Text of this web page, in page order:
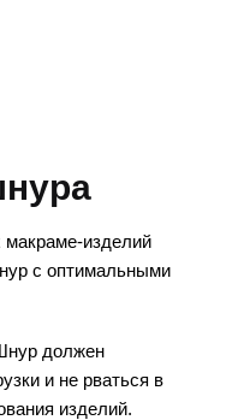
макраме-изделий
с оптимальными
должен
и не рваться в
изделий.